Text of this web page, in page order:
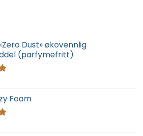
Dust» økovennlig
(parfymefritt)
Foam